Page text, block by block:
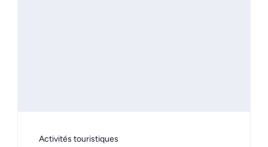
Activités touristiques